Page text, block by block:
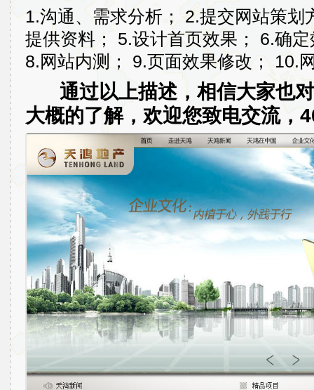
1.沟通、需求分析； 2.提交网站策划
提供资料； 5.设计首页效果； 6.确
8.网站内测； 9.页面效果修改； 10.
通过以上描述，相信大家也
大概的了解，欢迎您致电交流，